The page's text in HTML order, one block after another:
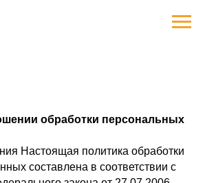
обработки персональных
Настоящая политика обработки
составлена в соответствии с